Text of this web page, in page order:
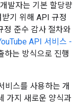
발자는 기본 할당량
기 위해 API 규정
정 준수 감사 절차와
API 서비스 -
하는 방식으로 진행
비스를 사용하는 개
가지 새로운 양식과